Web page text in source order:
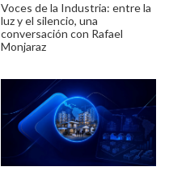
Voces de la Industria: entre la
luz y el silencio, una
conversación con Rafael
Monjaraz